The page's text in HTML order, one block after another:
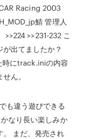
Racing 2003
鯖 管理人
>>224 >>231-232 こ
出てましたか？
時にtrack.iniの内容
ん。
も違う遊びできる
なり長い楽しみか
。 まだ、発売され